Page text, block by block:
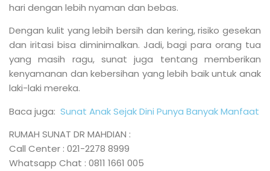
hari dengan lebih nyaman dan bebas.
Dengan kulit yang lebih bersih dan kering, risiko gesekan
dan iritasi bisa diminimalkan. Jadi, bagi para orang tua
yang masih ragu, sunat juga tentang memberikan
kenyamanan dan kebersihan yang lebih baik untuk anak
laki-laki mereka.
Baca juga: Sunat Anak Sejak Dini Punya Banyak Manfaat
RUMAH SUNAT DR MAHDIAN :
Call Center : 021-2278 8999
Whatsapp Chat : 0811 1661 005